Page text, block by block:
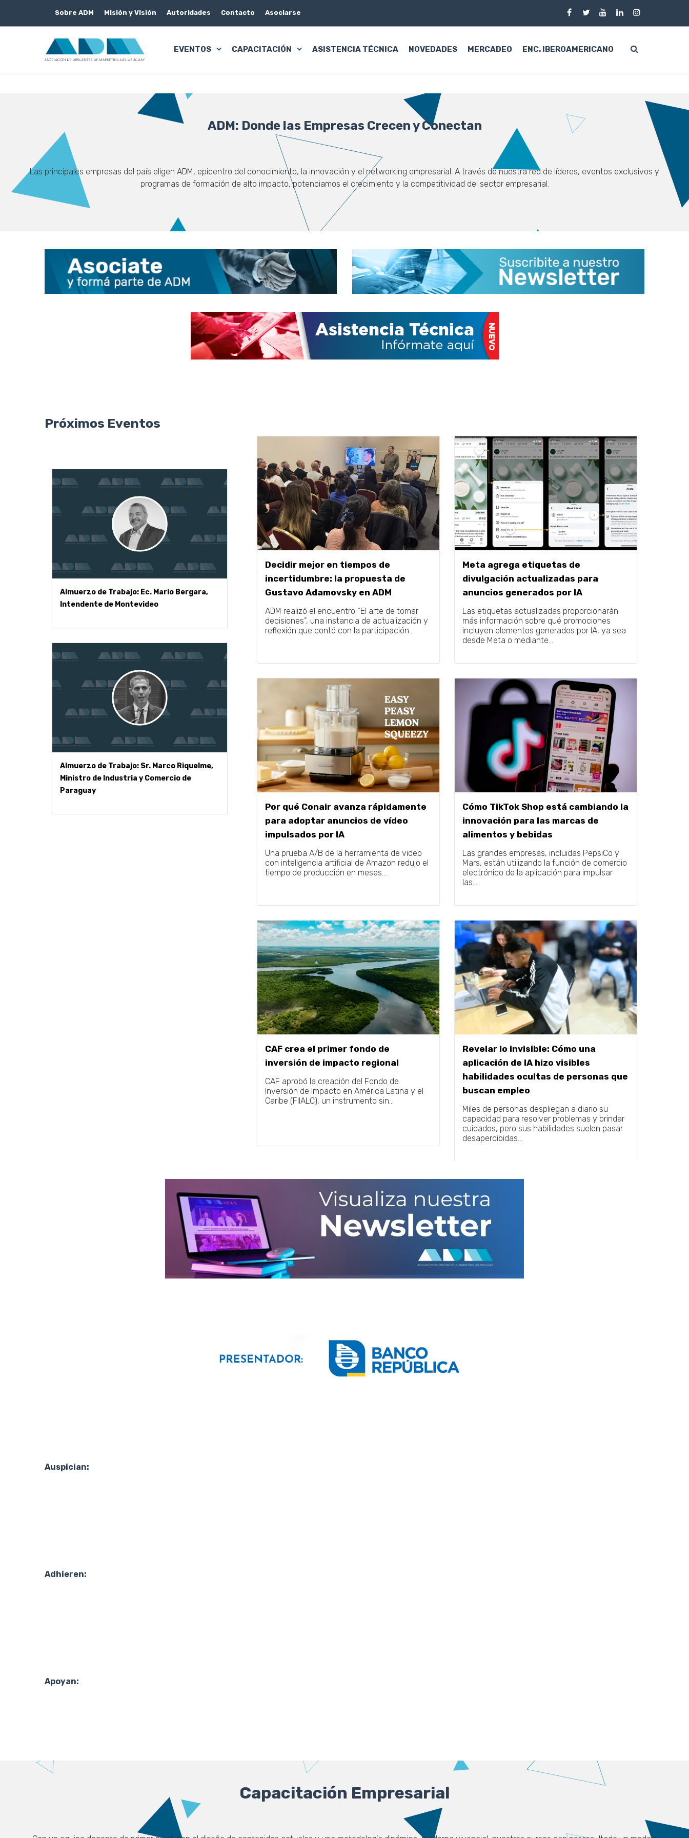
Sobre ADM Misión y Visión Autoridades Contacto Asociarse
EVENTOS CAPACITACIÓN ASISTENCIA TÉCNICA NOVEDADES MERCADEO ENC. IBEROAMERICANO
ADM: Donde las Empresas Crecen y Conectan
Las principales empresas del país eligen ADM, epicentro del conocimiento, la innovación y el networking empresarial. A través de nuestra red de líderes, eventos exclusivos y
programas de formación de alto impacto, potenciamos el crecimiento y la competitividad del sector empresarial.
Próximos Eventos
Almuerzo de Trabajo: Ec. Mario Bergara,
Intendente de Montevideo
Almuerzo de Trabajo: Sr. Marco Riquelme,
Ministro de Industria y Comercio de
Paraguay
Decidir mejor en tiempos de
incertidumbre: la propuesta de
Gustavo Adamovsky en ADM
ADM realizó el encuentro “El arte de tomar
decisiones”, una instancia de actualización y
reflexión que contó con la participación...
Meta agrega etiquetas de
divulgación actualizadas para
anuncios generados por IA
Las etiquetas actualizadas proporcionarán
más información sobre qué promociones
incluyen elementos generados por IA, ya sea
desde Meta o mediante...
Por qué Conair avanza rápidamente
para adoptar anuncios de vídeo
impulsados por IA
Una prueba A/B de la herramienta de video
con inteligencia artificial de Amazon redujo el
tiempo de producción en meses...
Cómo TikTok Shop está cambiando la
innovación para las marcas de
alimentos y bebidas
Las grandes empresas, incluidas PepsiCo y
Mars, están utilizando la función de comercio
electrónico de la aplicación para impulsar
las...
CAF crea el primer fondo de
inversión de impacto regional
CAF aprobó la creación del Fondo de
Inversión de Impacto en América Latina y el
Caribe (FIIALC), un instrumento sin...
Revelar lo invisible: Cómo una
aplicación de IA hizo visibles
habilidades ocultas de personas que
buscan empleo
Miles de personas despliegan a diario su
capacidad para resolver problemas y brindar
cuidados, pero sus habilidades suelen pasar
desapercibidas...
Auspician:
Adhieren:
Apoyan:
Capacitación Empresarial